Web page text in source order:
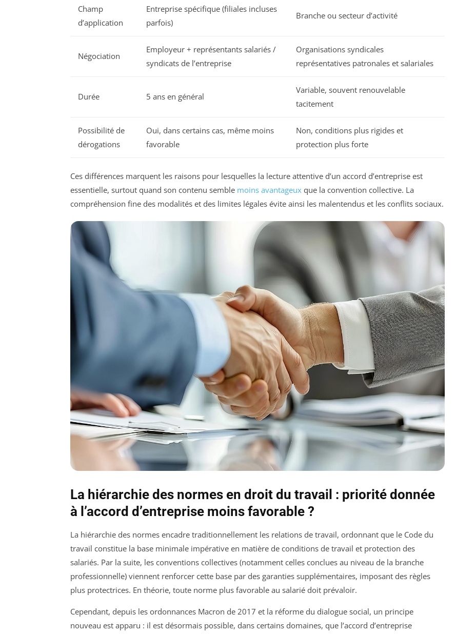
Champ
d’application
Entreprise spécifique (filiales incluses
parfois)
Branche ou secteur d’activité
Négociation
Employeur + représentants salariés /
syndicats de l’entreprise
Organisations syndicales
représentatives patronales et salariales
Durée 5 ans en général
Variable, souvent renouvelable
tacitement
Possibilité de
dérogations
Oui, dans certains cas, même moins
favorable
Non, conditions plus rigides et
protection plus forte
Ces différences marquent les raisons pour lesquelles la lecture attentive d’un accord d’entreprise est
essentielle, surtout quand son contenu semble moins avantageux que la convention collective. La
compréhension fine des modalités et des limites légales évite ainsi les malentendus et les conflits sociaux.
La hiérarchie des normes en droit du travail : priorité donnée
à l’accord d’entreprise moins favorable ?
La hiérarchie des normes encadre traditionnellement les relations de travail, ordonnant que le Code du
travail constitue la base minimale impérative en matière de conditions de travail et protection des
salariés. Par la suite, les conventions collectives (notamment celles conclues au niveau de la branche
professionnelle) viennent renforcer cette base par des garanties supplémentaires, imposant des règles
plus protectrices. En théorie, toute norme plus favorable au salarié doit prévaloir.
Cependant, depuis les ordonnances Macron de 2017 et la réforme du dialogue social, un principe
nouveau est apparu : il est désormais possible, dans certains domaines, que l’accord d’entreprise